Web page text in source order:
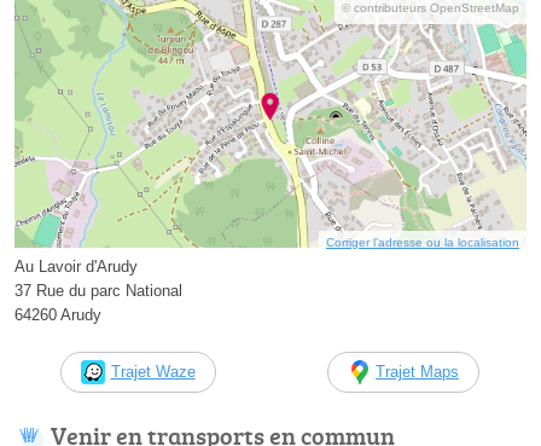
© contributeurs OpenStreetMap
Corriger l’adresse ou la localisation
Au Lavoir d'Arudy
37 Rue du parc National
64260 Arudy
Trajet Waze Trajet Maps
Venir en transports en commun